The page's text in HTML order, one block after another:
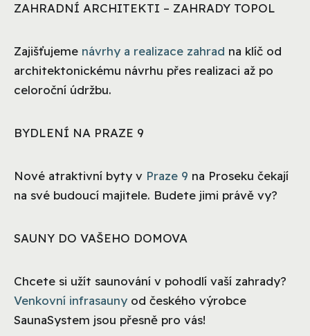
ZAHRADNÍ ARCHITEKTI – ZAHRADY TOPOL
Zajišťujeme návrhy a realizace zahrad na klíč od
architektonickému návrhu přes realizaci až po
celoroční údržbu.
BYDLENÍ NA PRAZE 9
Nové atraktivní byty v Praze 9 na Proseku čekají
na své budoucí majitele. Budete jimi právě vy?
SAUNY DO VAŠEHO DOMOVA
Chcete si užít saunování v pohodlí vaší zahrady?
Venkovní infrasauny od českého výrobce
SaunaSystem jsou přesně pro vás!